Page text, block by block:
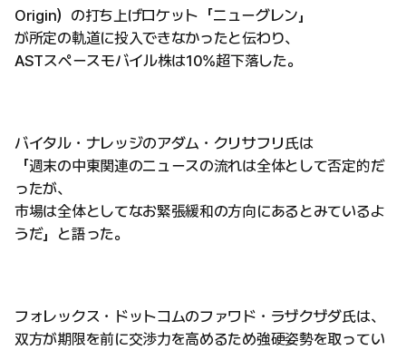
Origin）の打ち上げロケット「ニューグレン」
が所定の軌道に投入できなかったと伝わり、
ASTスペースモバイル株は10%超下落した。
バイタル・ナレッジのアダム・クリサフリ氏は
「週末の中東関連のニュースの流れは全体として否定的だ
ったが、
市場は全体としてなお緊張緩和の方向にあるとみているよ
うだ」と語った。
フォレックス・ドットコムのファワド・ラザクザダ氏は、
双方が期限を前に交渉力を高めるため強硬姿勢を取ってい